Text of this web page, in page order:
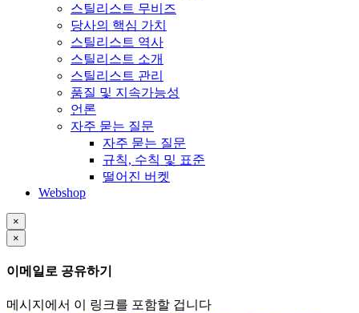
스틸리스트 무비즈
당사의 핵심 가치
스틸리스트 역사
스틸리스트 소개
스틸리스트 관리
품질 및 지속가능성
언론
자주 묻는 질문
자주 묻는 질문
규칙, 수칙 및 표준
떨어진 버켓
Webshop
×
×
이메일로 공유하기
메시지에서 이 링크를 포함할 겁니다